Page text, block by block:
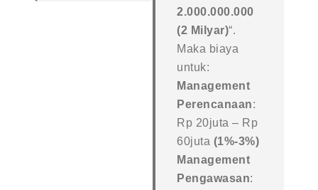
2.000.000.000
(2 Milyar)“.
Maka biaya
untuk:
Management
Perencanaan:
Rp 20juta – Rp
60juta (1%-3%)
Management
Pengawasan: